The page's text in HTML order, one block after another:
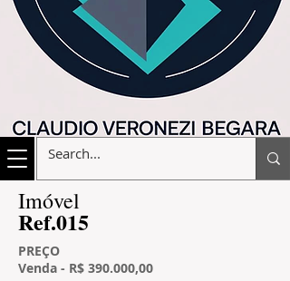
​Imóvel
​Ref.015
PREÇO
Venda - R$ 390.000,00